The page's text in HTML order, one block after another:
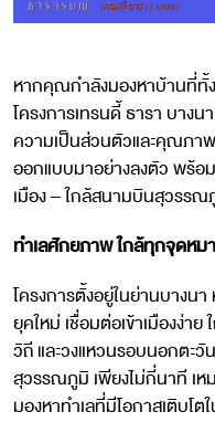
หากคุณกำลังมองหาบ้านที่ทั้ง
โครงการเทรนดี้ ธารา บา
ความเป็นส่วนตัวและคุณภ
ออกแบบมาอย่างลงตัว พร้อ
เมือง – ใกล้สนามบินสุวรรณ
ทำเลศักยภาพ ใกล้ทุกจุดหม
โครงการตั้งอยู่ในย่านบางน
ยุคใหม่ เชื่อมต่อเข้าเมืองง่
วิถี และวงแหวนรอบนอกตะ
สุวรรณภูมิ เพียงไม่กี่นาที เห
มองหาทำเลที่มีโอกาสเติบโต